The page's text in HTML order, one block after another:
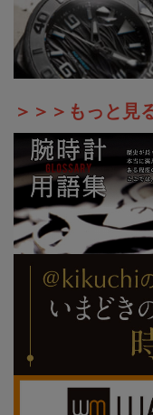
＞＞＞もっと見